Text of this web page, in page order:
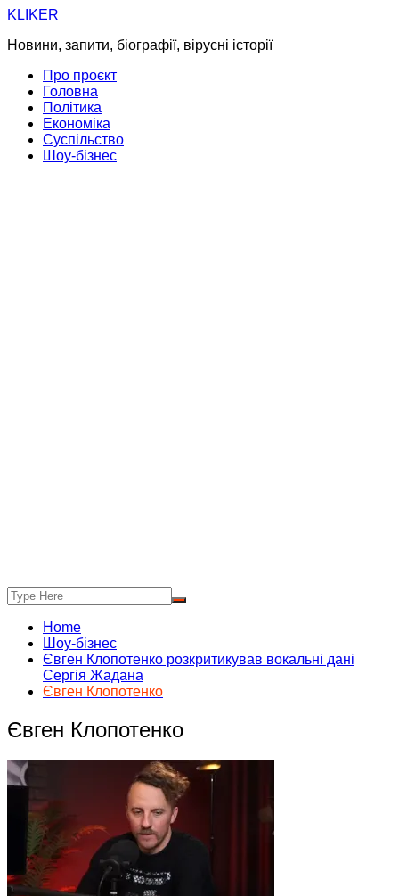
Skip
content
KLIKER
Новини, запити, біографії, вірусні історії
Про проєкт
Головна
Політика
Економіка
Суспільство
Шоу-бізнес
Home
Шоу-бізнес
Євген Клопотенко розкритикував вокальні дані
Сергія Жадана
Євген Клопотенко
Євген Клопотенко